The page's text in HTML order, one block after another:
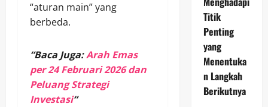
“aturan main” yang
berbeda.
“Baca Juga:Arah Emas
per 24 Februari 2026 dan
Peluang Strategi
Investasi“
Titik
Penting
yang
Menentuka
n Langkah
Berikutnya